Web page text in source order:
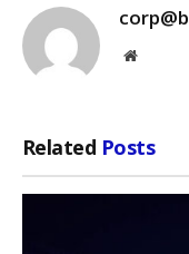
Website
Related Posts